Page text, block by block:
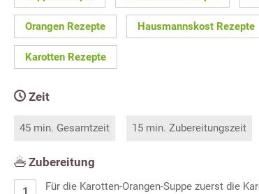
Orangen Rezepte Hausmannskost Rezepte
Karotten Rezepte
Zeit
45 min. Gesamtzeit 15 min. Zubereitungszeit
Zubereitung
Für die Karotten-Orangen-Suppe zuerst die